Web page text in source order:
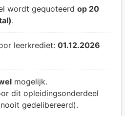
wordt gequoteerd op 20
.
leerkrediet: 01.12.2026
mogelijk.
dit opleidingsonderdeel
gedelibereerd).